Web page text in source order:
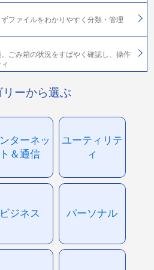
ファイルをわかりやすく分類・管理
ごみ箱の状況をすばやく確認し、操作
リーから選ぶ
ターネッ
ト＆通信
ユーティリテ
ィ
ビジネス パーソナル